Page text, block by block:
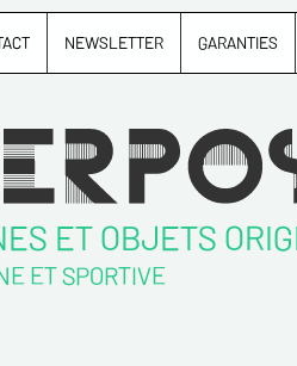
NEWSLETTER GARANTIES
ET OBJETS
ET SPORTIVE